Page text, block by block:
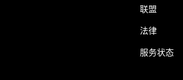
联盟
法律
服务状态